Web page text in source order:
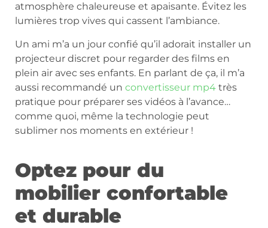
atmosphère chaleureuse et apaisante. Évitez les
lumières trop vives qui cassent l’ambiance.
Un ami m’a un jour confié qu’il adorait installer un
projecteur discret pour regarder des films en
plein air avec ses enfants. En parlant de ça, il m’a
aussi recommandé un convertisseur mp4 très
pratique pour préparer ses vidéos à l’avance…
comme quoi, même la technologie peut
sublimer nos moments en extérieur !
Optez pour du
mobilier confortable
et durable